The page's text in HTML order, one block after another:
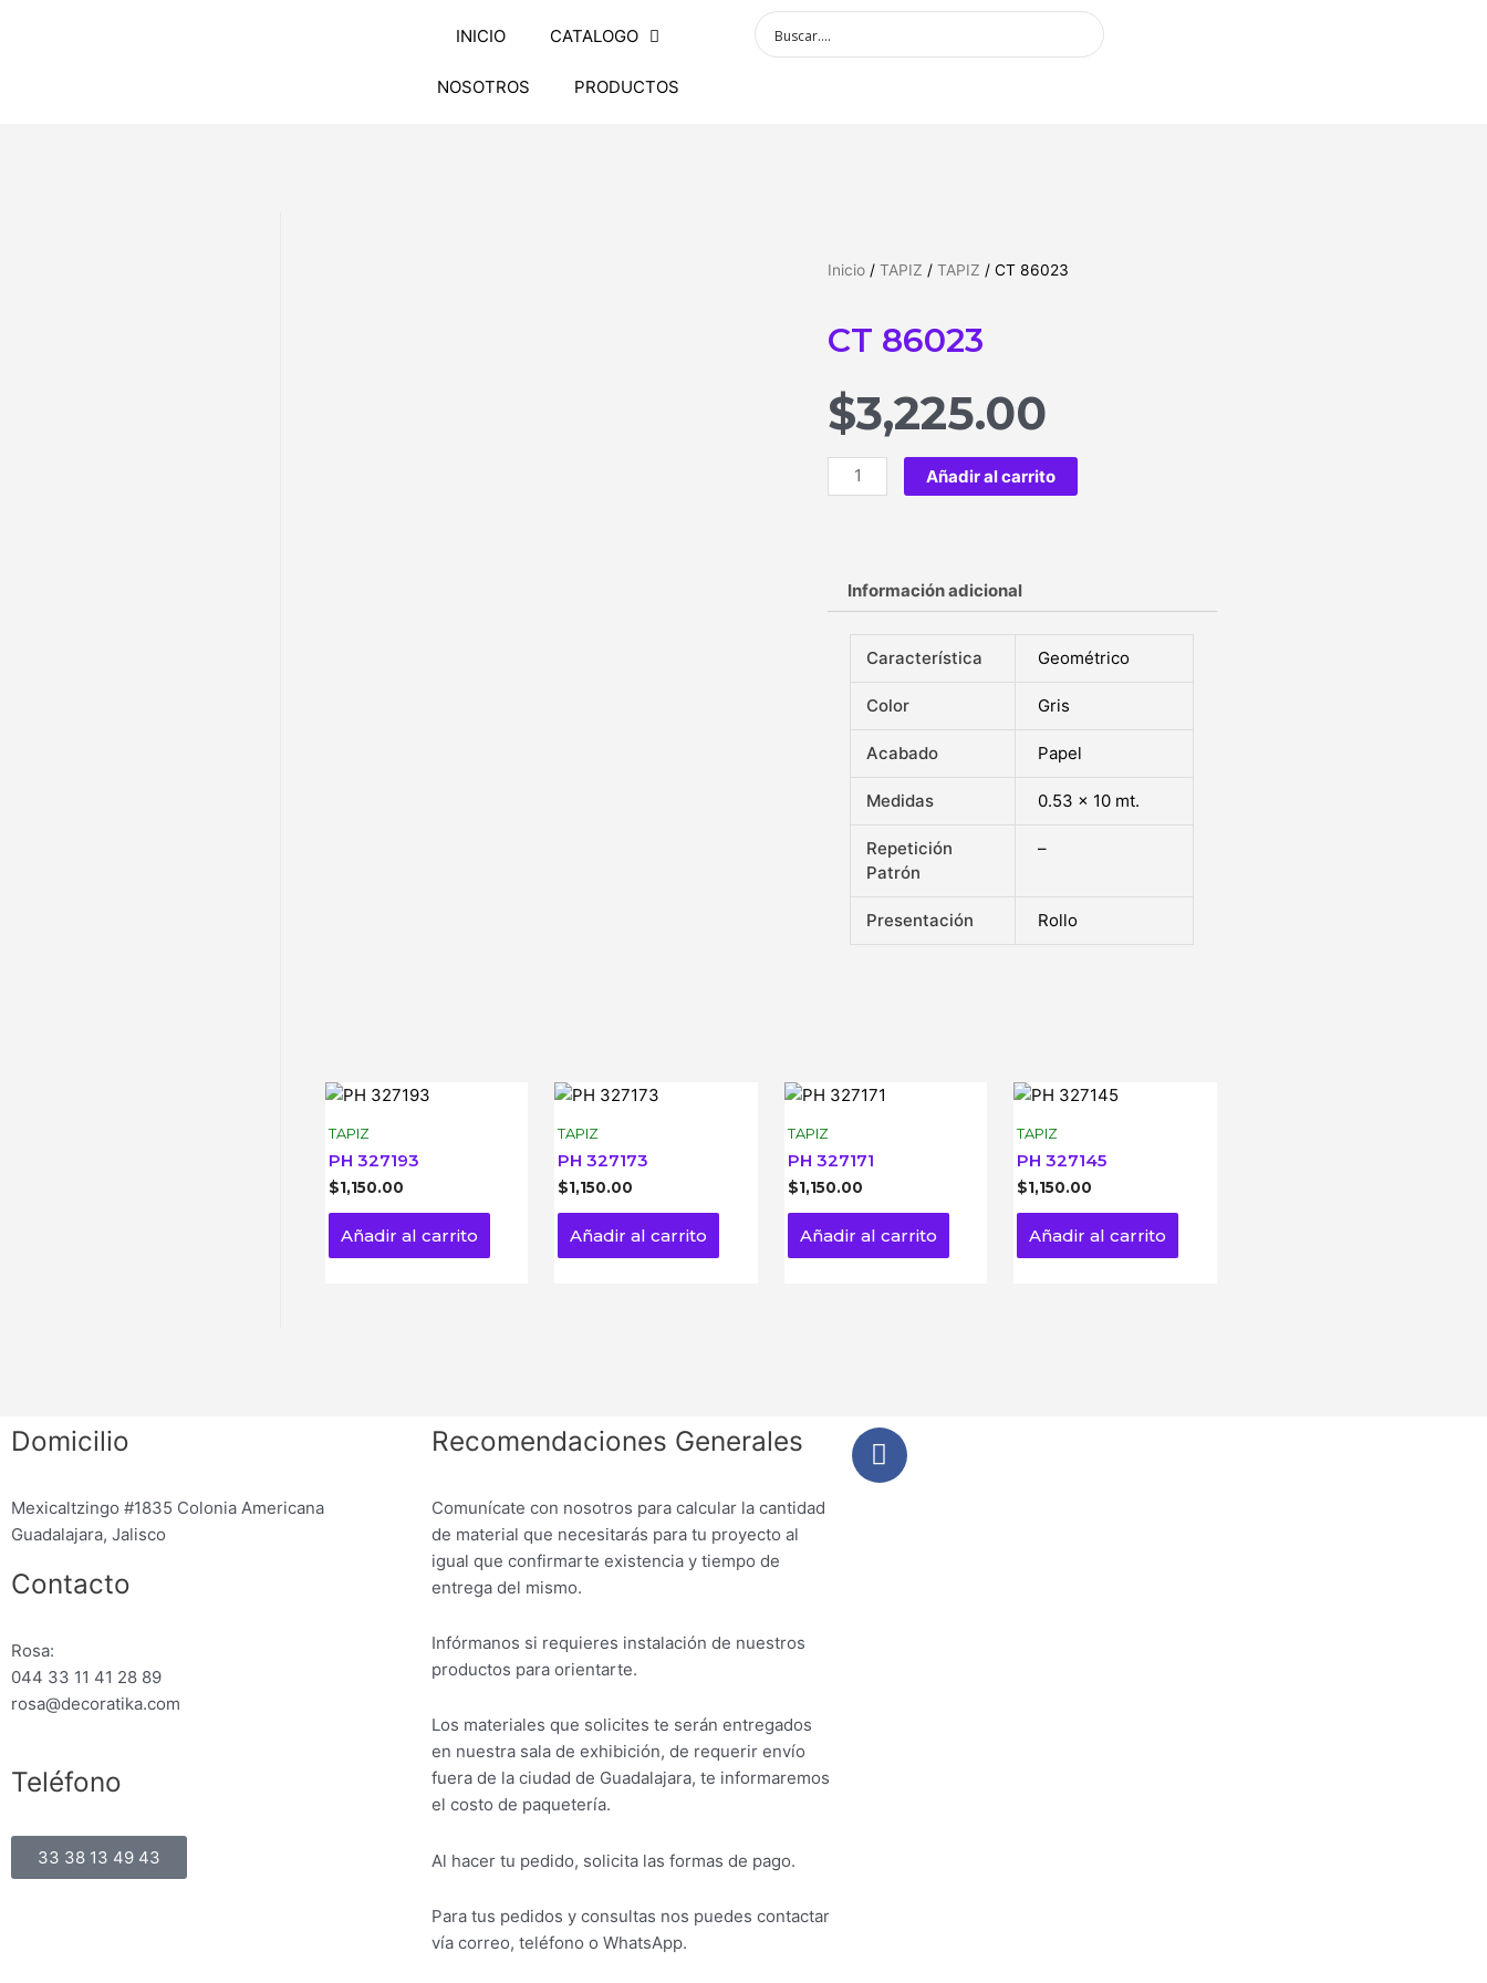
INICIO CATALOGO
NOSOTROS PRODUCTOS
Inicio / TAPIZ / TAPIZ / CT 86023
CT 86023
$3,225.00
Añadir al carrito
Información adicional
Característica Geométrico
Color Gris
Acabado Papel
Medidas 0.53 x 10 mt.
Repetición
Patrón
–
Presentación Rollo
TAPIZ
PH 327193
$1,150.00
Añadir al carrito
TAPIZ
PH 327173
$1,150.00
Añadir al carrito
TAPIZ
PH 327171
$1,150.00
Añadir al carrito
TAPIZ
PH 327145
$1,150.00
Añadir al carrito
Domicilio
Mexicaltzingo #1835 Colonia Americana
Guadalajara, Jalisco
Contacto
Rosa:
044 33 11 41 28 89
rosa@decoratika.com
Teléfono
33 38 13 49 43
Recomendaciones Generales
Comunícate con nosotros para calcular la cantidad
de material que necesitarás para tu proyecto al
igual que confirmarte existencia y tiempo de
entrega del mismo.
Infórmanos si requieres instalación de nuestros
productos para orientarte.
Los materiales que solicites te serán entregados
en nuestra sala de exhibición, de requerir envío
fuera de la ciudad de Guadalajara, te informaremos
el costo de paquetería.
Al hacer tu pedido, solicita las formas de pago.
Para tus pedidos y consultas nos puedes contactar
vía correo, teléfono o WhatsApp.